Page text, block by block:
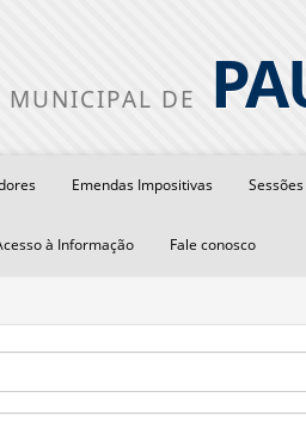
MUNICIPAL DE
Emendas Impositivas Sessões
à Informação Fale conosco